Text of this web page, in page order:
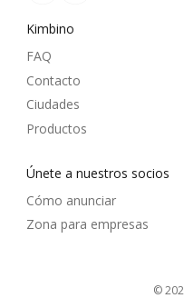
Kimbino
FAQ
Contacto
Ciudades
Productos
Únete a nuestros socios
Cómo anunciar
Zona para empresas
©